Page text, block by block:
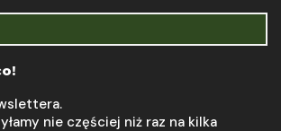
nie częściej niż raz na kilka